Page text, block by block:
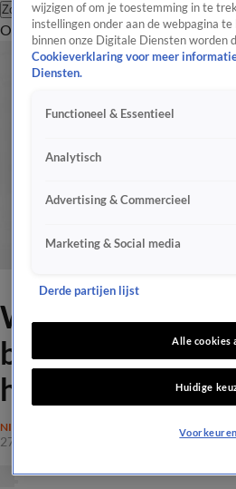
Zoeken
OverzichtEntertainment
Wes en Yo
buidel om
helpen
NIEUWS
27 okt 2017, 18:35
wijzigen of om je toestemming in te
instellingen onder aan de webpagina
binnen onze Digitale Diensten worden
Cookieverklaring voor meer
Diensten.
Functioneel & Essentieel
Analytisch
Advertising & Commercieel
Marketing & Social media
Derde partijen lijst
Alle cookies
Huidige